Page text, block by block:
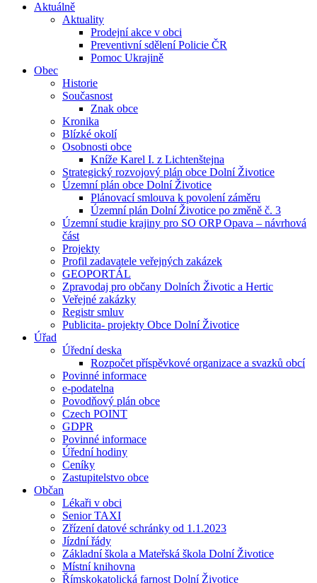
Aktuálně
Aktuality
Prodejní akce v obci
Preventivní sdělení Policie ČR
Pomoc Ukrajině
Obec
Historie
Současnost
Znak obce
Kronika
Blízké okolí
Osobnosti obce
Kníže Karel I. z Lichtenštejna
Strategický rozvojový plán obce Dolní Životice
Územní plán obce Dolní Životice
Plánovací smlouva k povolení záměru
Územní plán Dolní Životice po změně č. 3
Územní studie krajiny pro SO ORP Opava – návrhová
část
Projekty
Profil zadavatele veřejných zakázek
GEOPORTÁL
Zpravodaj pro občany Dolních Životic a Hertic
Veřejné zakázky
Registr smluv
Publicita- projekty Obce Dolní Životice
Úřad
Úřední deska
Rozpočet příspěvkové organizace a svazků obcí
Povinné informace
e-podatelna
Povodňový plán obce
Czech POINT
GDPR
Povinné informace
Úřední hodiny
Ceníky
Zastupitelstvo obce
Občan
Lékaři v obci
Senior TAXI
Zřízení datové schránky od 1.1.2023
Jízdní řády
Základní škola a Mateřská škola Dolní Životice
Místní knihovna
Římskokatolická farnost Dolní Životice